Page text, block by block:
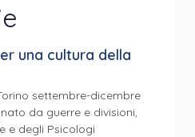
una cultura della
settembre-dicembre
da guerre e divisioni,
e degli Psicologi